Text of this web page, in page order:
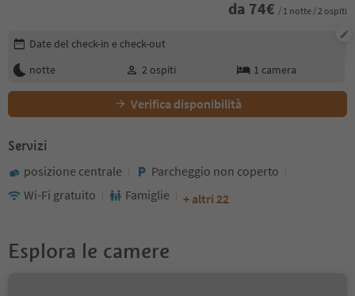
da 74€ / 1 notte / 2 ospiti
Modifica i dettagli della prenotazione
Date del check-in e check-out
notte
2 ospiti 1 camera
Verifica disponibilità
Servizi
posizione centrale
Parcheggio non coperto
Wi-Fi gratuito
Famiglie + altri 22
Esplora le camere